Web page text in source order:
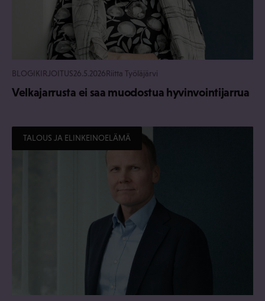
BLOGIKIRJOITUS26.5.2026Riitta Työläjärvi
Velkajarrusta ei saa muodostua hyvinvointijarrua
TALOUS JA ELINKEINOELÄMÄ